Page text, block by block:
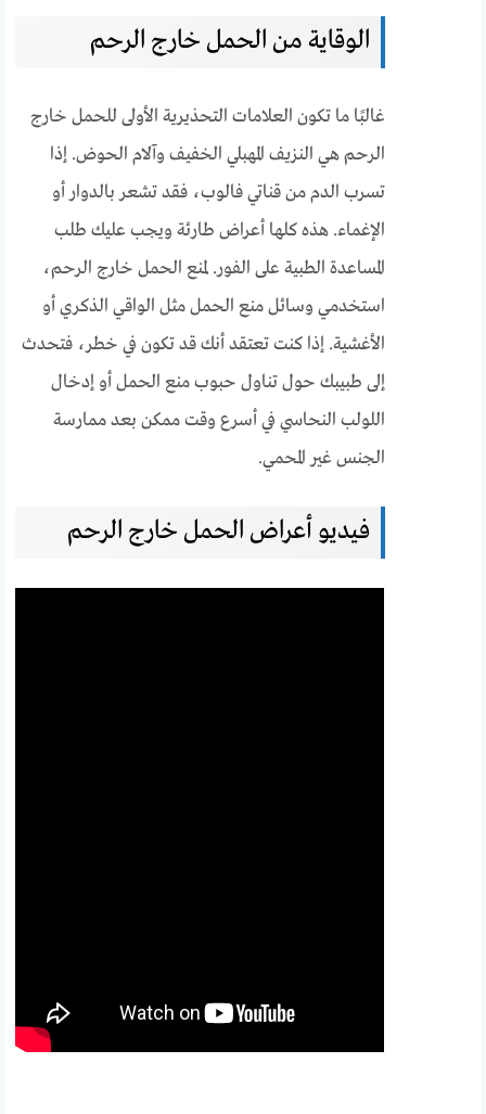
الوقاية من الحمل خارج الرحم
غالبًا ما تكون العلامات التحذيرية الأولى للحمل خارج
الرحم هي النزيف المهبلي الخفيف وآلام الحوض. إذا
تسرب الدم من قناتي فالوب، فقد تشعر بالدوار أو
الإغماء. هذه كلها أعراض طارئة ويجب عليك طلب
المساعدة الطبية على الفور. لمنع الحمل خارج الرحم،
استخدمي وسائل منع الحمل مثل الواقي الذكري أو
الأغشية. إذا كنت تعتقد أنك قد تكون في خطر، فتحدث
إلى طبيبك حول تناول حبوب منع الحمل أو إدخال
اللولب النحاسي في أسرع وقت ممكن بعد ممارسة
الجنس غير المحمي.
فيديو أعراض الحمل خارج الرحم